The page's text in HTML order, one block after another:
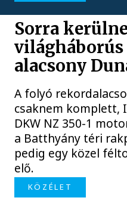
Sorra
alacsony
A folyó
csaknem komplett,
DKW NZ 350-1
a Batthyány téri
pedig egy közel
elő.
KÖZÉLET